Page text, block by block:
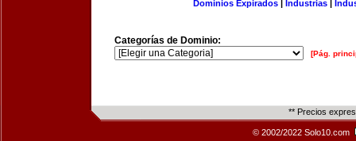
Dominios Expirados Industrias
Categorías de Dominio:
[Pág.
** Precios
© 2002/2022 Solo10.com